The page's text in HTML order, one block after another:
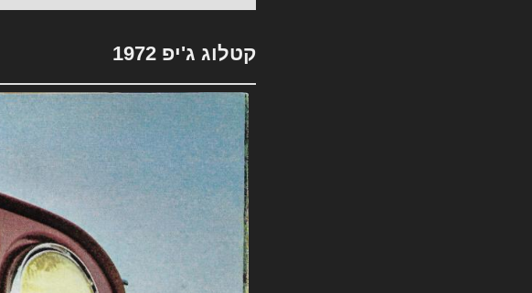
קטלוג ג'יפ 1972